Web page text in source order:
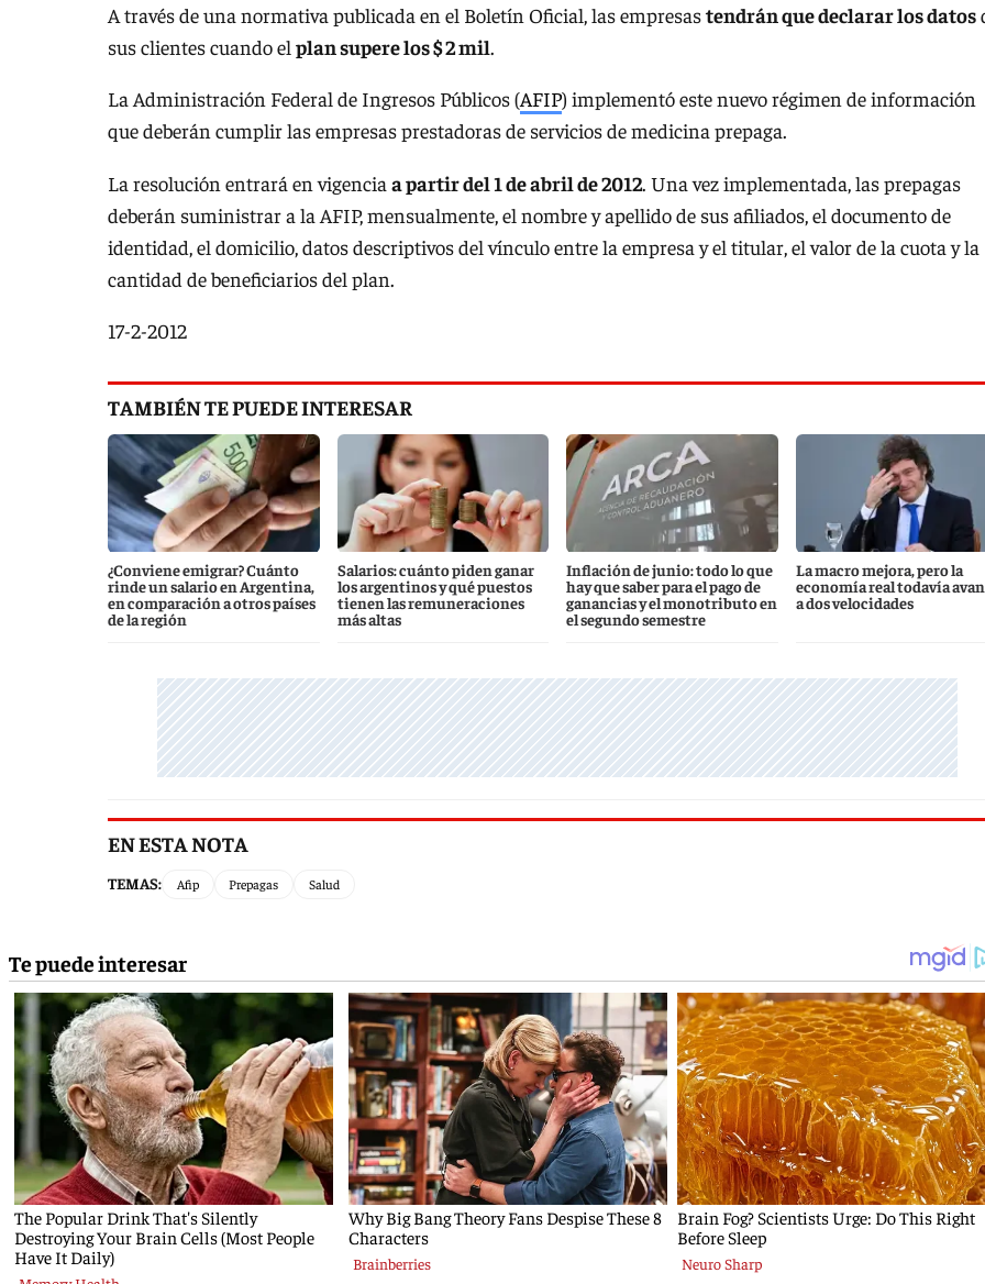
A través de una normativa publicada en el Boletín Oficial, las empresastendrán que declarar los datos
sus clientes cuando el plan supere los $ 2 mil.
La Administración Federal de Ingresos Públicos (AFIP) implementó este nuevo régimen de información
que deberán cumplir las empresas prestadoras de servicios de medicina prepaga.
La resolución entrará en vigencia a partir del 1 de abril de 2012. Una vez implementada, las prepagas
deberán suministrar a la AFIP, mensualmente, el nombre y apellido de sus afiliados, el documento de
identidad, el domicilio, datos descriptivos del vínculo entre la empresa y el titular, el valor de la cuota y la
cantidad de beneficiarios del plan.
17-2-2012
TAMBIÉN TE PUEDE INTERESAR
¿Conviene emigrar? Cuánto
rinde un salario en Argentina,
en comparación a otros países
de la región
Salarios: cuánto piden ganar
los argentinos y qué puestos
tienen las remuneraciones
más altas
Inflación de junio: todo lo que
hay que saber para el pago de
ganancias y el monotributo en
el segundo semestre
La macro mejora, pero la
economía real todavía
a dos velocidades
EN ESTA NOTA
TEMAS: Afip Prepagas Salud